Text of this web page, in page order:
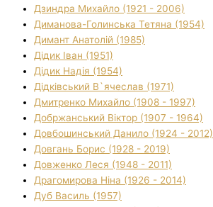
Дзиндра Михайло (1921 - 2006)
Диманова-Голинська Тетяна (1954)
Димант Анатолій (1985)
Дідик Іван (1951)
Дідик Надія (1954)
Дідківський В`ячеслав (1971)
Дмитренко Михайло (1908 - 1997)
Добржанський Віктор (1907 - 1964)
Довбошинський Данило (1924 - 2012)
Довгань Борис (1928 - 2019)
Довженко Леся (1948 - 2011)
Драгомирова Ніна (1926 - 2014)
Дуб Василь (1957)